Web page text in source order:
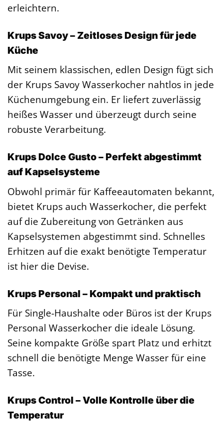
erleichtern.
Krups Savoy – Zeitloses Design für jede
Küche
Mit seinem klassischen, edlen Design fügt sich
der Krups Savoy Wasserkocher nahtlos in jede
Küchenumgebung ein. Er liefert zuverlässig
heißes Wasser und überzeugt durch seine
robuste Verarbeitung.
Krups Dolce Gusto – Perfekt abgestimmt
auf Kapselsysteme
Obwohl primär für Kaffeeautomaten bekannt,
bietet Krups auch Wasserkocher, die perfekt
auf die Zubereitung von Getränken aus
Kapselsystemen abgestimmt sind. Schnelles
Erhitzen auf die exakt benötigte Temperatur
ist hier die Devise.
Krups Personal – Kompakt und praktisch
Für Single-Haushalte oder Büros ist der Krups
Personal Wasserkocher die ideale Lösung.
Seine kompakte Größe spart Platz und erhitzt
schnell die benötigte Menge Wasser für eine
Tasse.
Krups Control – Volle Kontrolle über die
Temperatur